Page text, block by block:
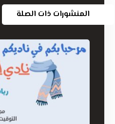
المنشورات ذات الصلة